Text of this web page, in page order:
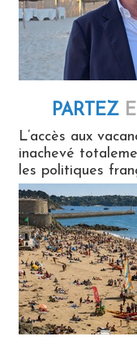
PARTEZ
L’accès aux
inachevé
les politiques